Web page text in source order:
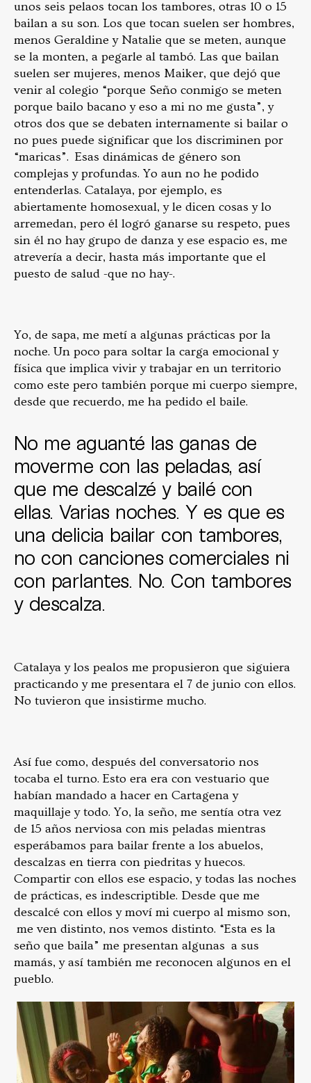
unos seis pelaos tocan los tambores, otras 10 o 15
bailan a su son. Los que tocan suelen ser hombres,
menos Geraldine y Natalie que se meten, aunque
se la monten, a pegarle al tambó. Las que bailan
suelen ser mujeres, menos Maiker, que dejó que
venir al colegio “porque Seño conmigo se meten
porque bailo bacano y eso a mi no me gusta”, y
otros dos que se debaten internamente si bailar o
no pues puede significar que los discriminen por
“maricas”. Esas dinámicas de género son
complejas y profundas. Yo aun no he podido
entenderlas. Catalaya, por ejemplo, es
abiertamente homosexual, y le dicen cosas y lo
arremedan, pero él logró ganarse su respeto, pues
sin él no hay grupo de danza y ese espacio es, me
atrevería a decir, hasta más importante que el
puesto de salud -que no hay-.
Yo, de sapa, me metí a algunas prácticas por la
noche. Un poco para soltar la carga emocional y
física que implica vivir y trabajar en un territorio
como este pero también porque mi cuerpo siempre,
desde que recuerdo, me ha pedido el baile.
No me aguanté las ganas de
moverme con las peladas, así
que me descalzé y bailé con
ellas. Varias noches. Y es que es
una delicia bailar con tambores,
no con canciones comerciales ni
con parlantes. No. Con tambores
y descalza.
Catalaya y los pealos me propusieron que siguiera
practicando y me presentara el 7 de junio con ellos.
No tuvieron que insistirme mucho.
Así fue como, después del conversatorio nos
tocaba el turno. Esto era era con vestuario que
habían mandado a hacer en Cartagena y
maquillaje y todo. Yo, la seño, me sentía otra vez
de 15 años nerviosa con mis peladas mientras
esperábamos para bailar frente a los abuelos,
descalzas en tierra con piedritas y huecos.
Compartir con ellos ese espacio, y todas las noches
de prácticas, es indescriptible. Desde que me
descalcé con ellos y moví mi cuerpo al mismo son,
me ven distinto, nos vemos distinto. “Esta es la
seño que baila” me presentan algunas a sus
mamás, y así también me reconocen algunos en el
pueblo.